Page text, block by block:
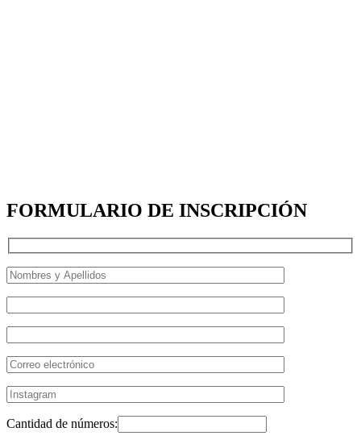
FORMULARIO DE INSCRIPCIÓN
Cantidad de números: